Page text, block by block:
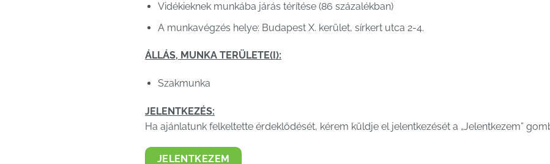
Vidékieknek munkába járás térítése (86 százalékban)
A munkavégzés helye: Budapest X. kerület, sírkert utca 2-4.
ÁLLÁS, MUNKA TERÜLETE(I):
Szakmunka
JELENTKEZÉS:
Ha ajánlatunk felkeltette érdeklődését, kérem küldje el jelentkezését a „Jelentkezem”
JELENTKEZEM